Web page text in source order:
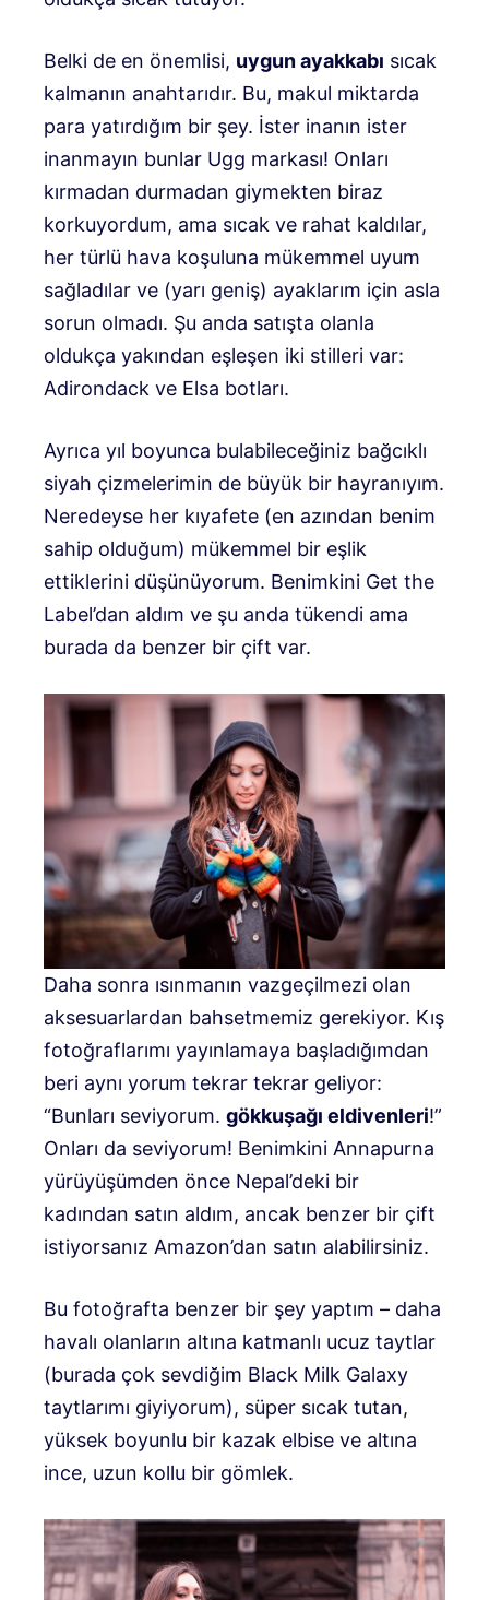
Belki de en önemlisi, uygun ayakkabı sıcak
kalmanın anahtarıdır. Bu, makul miktarda
para yatırdığım bir şey. İster inanın ister
inanmayın bunlar Ugg markası! Onları
kırmadan durmadan giymekten biraz
korkuyordum, ama sıcak ve rahat kaldılar,
her türlü hava koşuluna mükemmel uyum
sağladılar ve (yarı geniş) ayaklarım için asla
sorun olmadı. Şu anda satışta olanla
oldukça yakından eşleşen iki stilleri var:
Adirondack ve Elsa botları.
Ayrıca yıl boyunca bulabileceğiniz bağcıklı
siyah çizmelerimin de büyük bir hayranıyım.
Neredeyse her kıyafete (en azından benim
sahip olduğum) mükemmel bir eşlik
ettiklerini düşünüyorum. Benimkini Get the
Label’dan aldım ve şu anda tükendi ama
burada da benzer bir çift var.
Daha sonra ısınmanın vazgeçilmezi olan
aksesuarlardan bahsetmemiz gerekiyor. Kış
fotoğraflarımı yayınlamaya başladığımdan
beri aynı yorum tekrar tekrar geliyor:
“Bunları seviyorum. gökkuşağı eldivenleri!”
Onları da seviyorum! Benimkini Annapurna
yürüyüşümden önce Nepal’deki bir
kadından satın aldım, ancak benzer bir çift
istiyorsanız Amazon’dan satın alabilirsiniz.
Bu fotoğrafta benzer bir şey yaptım – daha
havalı olanların altına katmanlı ucuz taytlar
(burada çok sevdiğim Black Milk Galaxy
taytlarımı giyiyorum), süper sıcak tutan,
yüksek boyunlu bir kazak elbise ve altına
ince, uzun kollu bir gömlek.